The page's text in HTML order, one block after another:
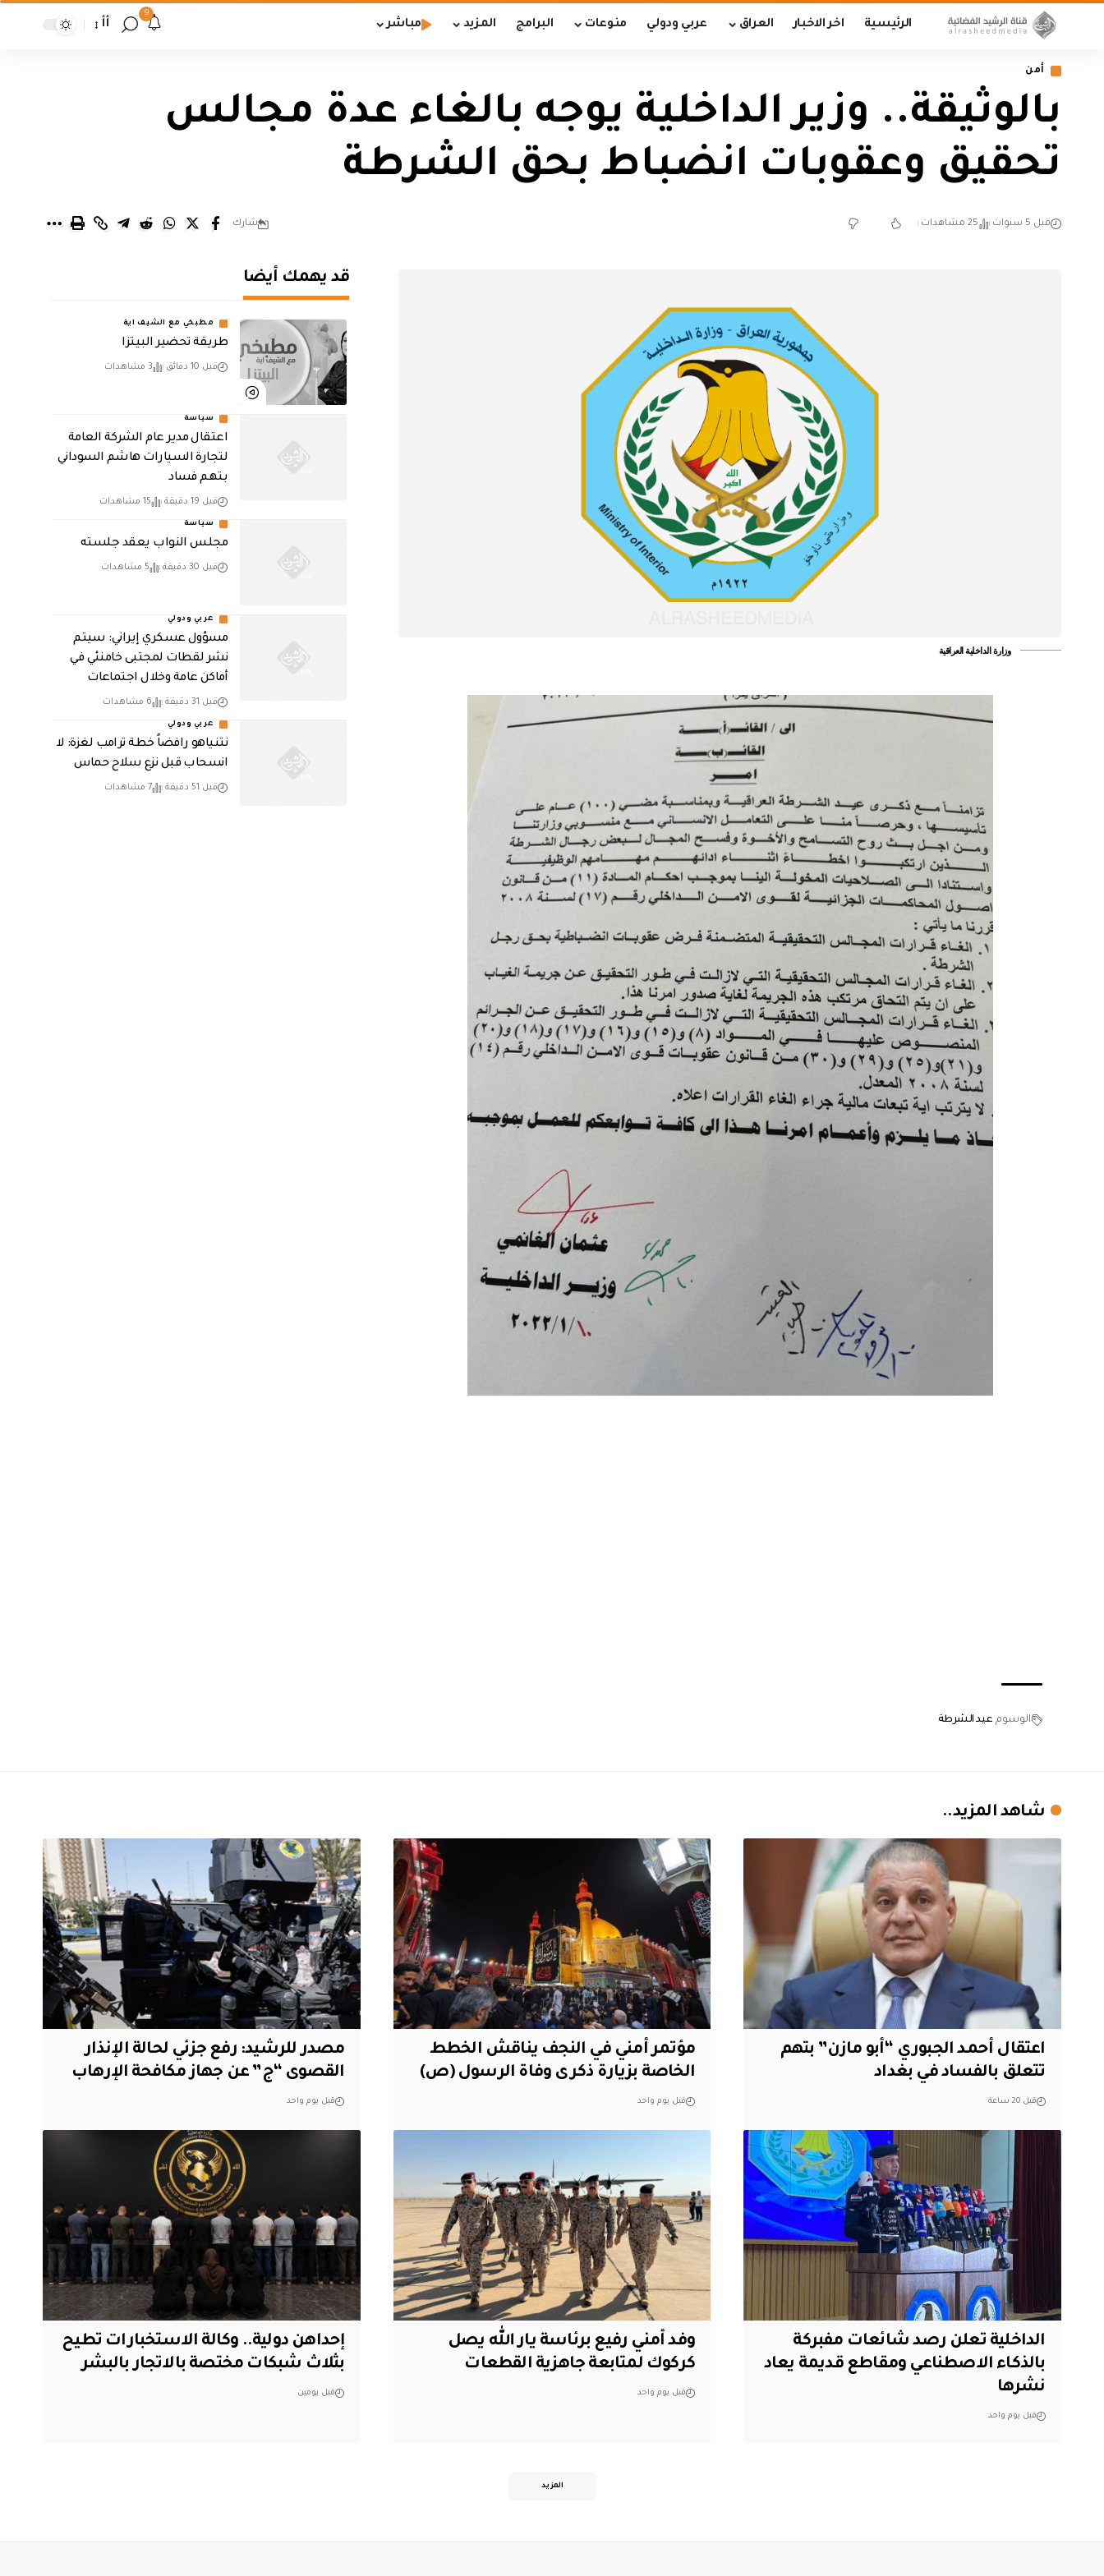
الرئيسية اخر الاخبار العراق عربي ودولي منوعات البرامج المزيد مباشر
9
أأ
أمن
بالوثيقة.. وزير الداخلية يوجه بالغاء عدة مجالس
تحقيق وعقوبات انضباط بحق الشرطة
قبل 5 سنوات 25 مشاهدات شارك
وزارة الداخلية العراقية
الوسوم عيد الشرطة
قد يهمك أيضا
مطبخي مع الشيف اية
طريقة تحضير البيتزا
قبل 10 دقائق 3 مشاهدات
سياسة
اعتقال مدير عام الشركة العامة
لتجارة السيارات هاشم السوداني
بتهم فساد
قبل 19 دقيقة 15 مشاهدات
سياسة
مجلس النواب يعقد جلسته
قبل 30 دقيقة 5 مشاهدات
عربي ودولي
مسؤول عسكري إيراني: سيتم
نشر لقطات لمجتبى خامنئي في
أماكن عامة وخلال اجتماعات
قبل 31 دقيقة 6 مشاهدات
عربي ودولي
نتنياهو رافضاً خطة ترامب لغزة: لا
انسحاب قبل نزع سلاح حماس
قبل 51 دقيقة 7 مشاهدات
شاهد المزيد..
اعتقال أحمد الجبوري “أبو مازن” بتهم
تتعلق بالفساد في بغداد
قبل 20 ساعة
مؤتمر أمني في النجف يناقش الخطط
الخاصة بزيارة ذكرى وفاة الرسول (ص)
قبل يوم واحد
مصدر للرشيد: رفع جزئي لحالة الإنذار
القصوى “ج” عن جهاز مكافحة الإرهاب
قبل يوم واحد
الداخلية تعلن رصد شائعات مفبركة
بالذكاء الاصطناعي ومقاطع قديمة يعاد
نشرها
قبل يوم واحد
وفد أمني رفيع برئاسة يار الله يصل
كركوك لمتابعة جاهزية القطعات
قبل يوم واحد
إحداهن دولية.. وكالة الاستخبارات تطيح
بثلاث شبكات مختصة بالاتجار بالبشر
قبل يومين
المزيد